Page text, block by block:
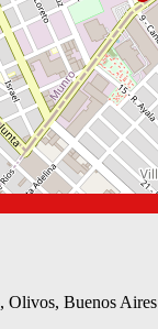
Olivos, Buenos Aires